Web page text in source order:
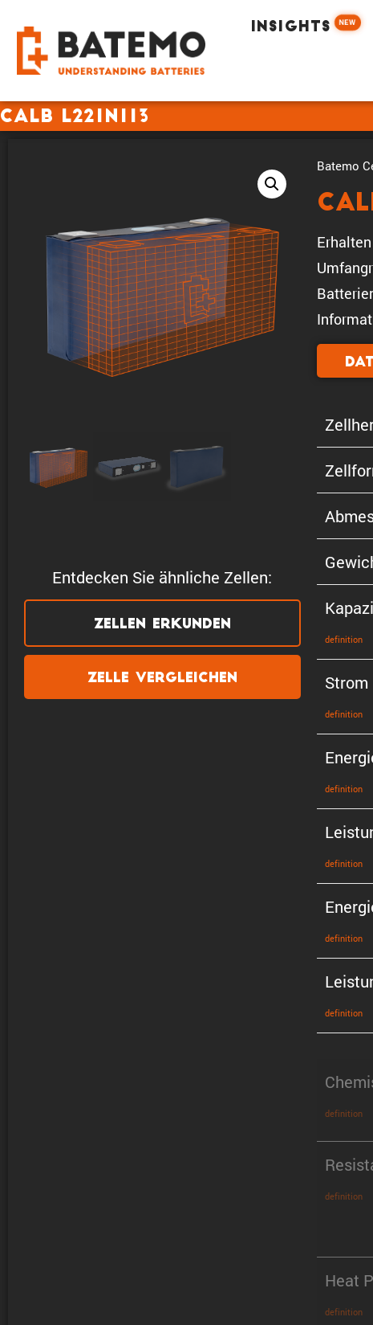
INSIGHTS NEW
CALB L221N113
Entdecken Sie ähnliche Zellen:
Zellen erkunden
Zelle vergleichen
Batemo
defini­tion
Strom
defini­tion
defini­tion
defini­tion
defini­tion
defini­tion
definition
definition
Heat
definition